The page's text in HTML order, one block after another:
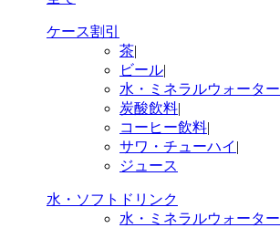
ケース割引
茶|
ビール|
水・ミネラルウォーター
炭酸飲料|
コーヒー飲料|
サワ・チューハイ |
ジュース
水・ソフトドリンク
水・ミネラルウォーター